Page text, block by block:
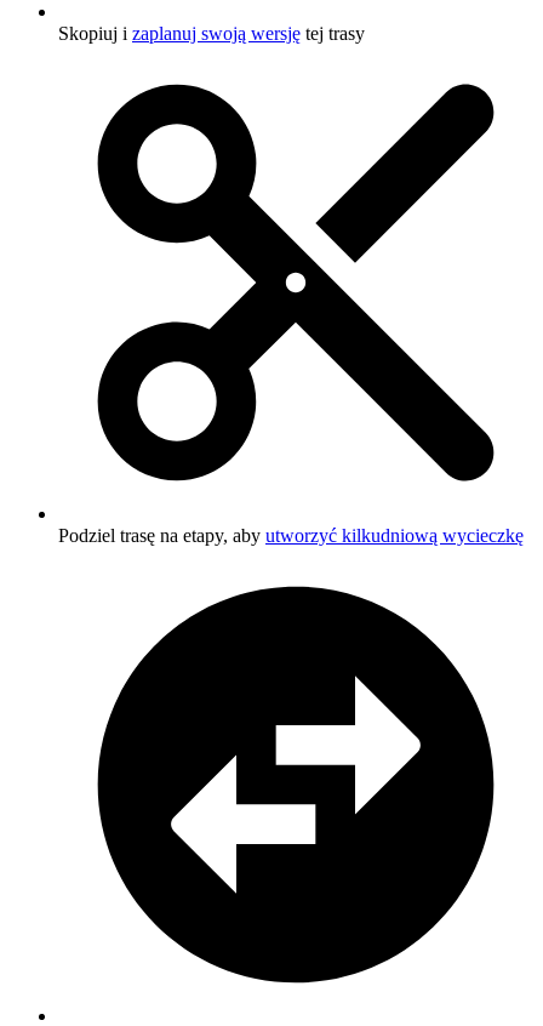
Skopiuj i zaplanuj swoją wersję tej trasy
Podziel trasę na etapy, aby utworzyć kilkudniową wycieczkę